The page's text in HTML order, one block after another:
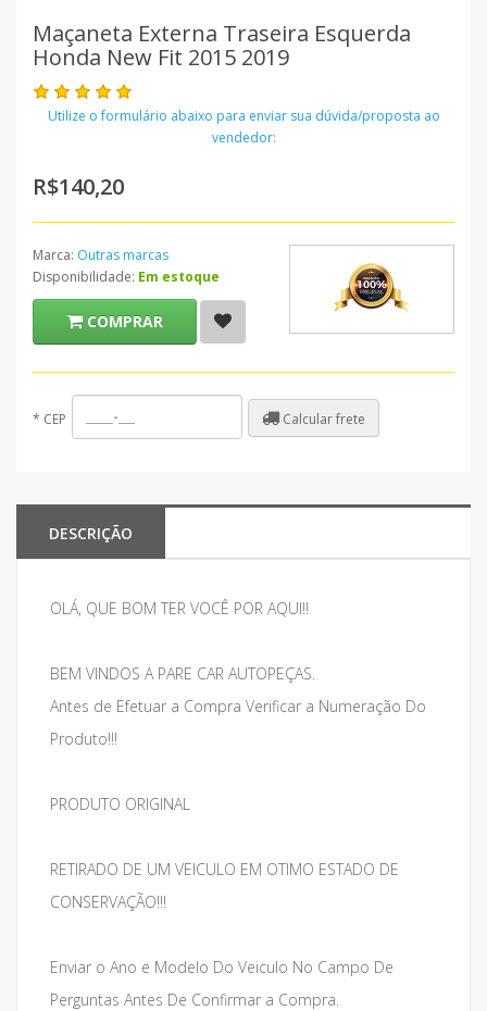
Maçaneta Externa Traseira Esquerda
Honda New Fit 2015 2019
Utilize o formulário abaixo para enviar sua dúvida/proposta ao
vendedor:
R$140,20
Marca: Outras marcas
Disponibilidade: Em estoque
COMPRAR
* CEP Calcular frete
DESCRIÇÃO
OLÁ, QUE BOM TER VOCÊ POR AQUI!!
BEM VINDOS A PARE CAR AUTOPEÇAS.
Antes de Efetuar a Compra Verificar a Numeração Do
Produto!!!
PRODUTO ORIGINAL
RETIRADO DE UM VEICULO EM OTIMO ESTADO DE
CONSERVAÇÃO!!!
Enviar o Ano e Modelo Do Veiculo No Campo De
Perguntas Antes De Confirmar a Compra.